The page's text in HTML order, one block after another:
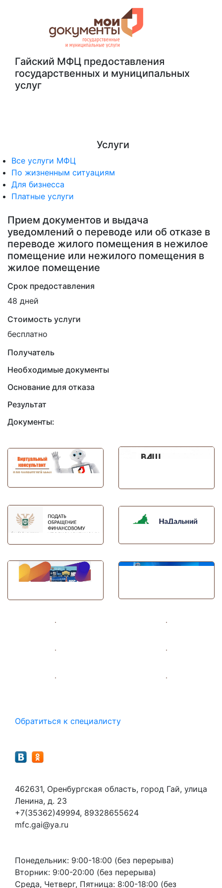
Гайский МФЦ предоставления
государственных и муниципальных
услуг
Услуги
Все услуги МФЦ
По жизненным ситуациям
Для бизнесса
Платные услуги
Прием документов и выдача
уведомлений о переводе или об отказе в
переводе жилого помещения в нежилое
помещение или нежилого помещения в
жилое помещение
Срок предоставления
48 дней
Стоимость услуги
бесплатно
Получатель
Необходимые документы
Основание для отказа
Результат
Документы:
Обратиться к специалисту
462631, Оренбургская область, город Гай, улица
Ленина, д. 23
+7(35362)49994, 89328655624
mfc.gai@ya.ru
Понедельник: 9:00-18:00 (без перерыва)
Вторник: 9:00-20:00 (без перерыва)
Среда, Четверг, Пятница: 8:00-18:00 (без